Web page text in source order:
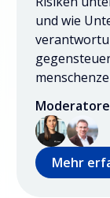
und wie
Mehr